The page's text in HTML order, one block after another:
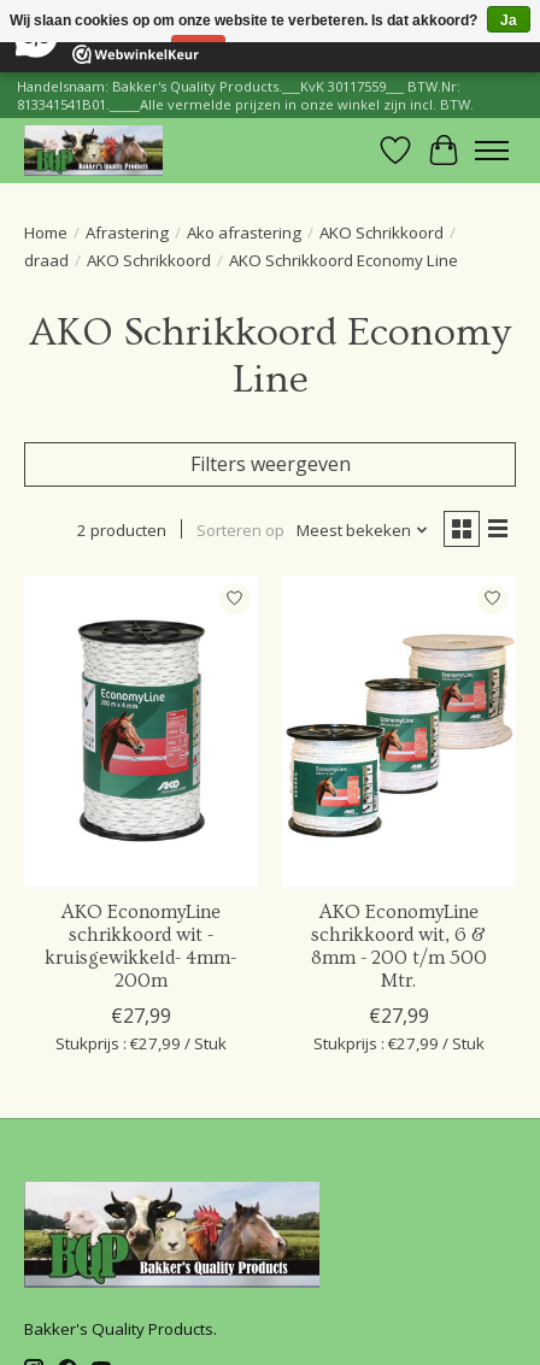
206 Reviews ×
Handelsnaam: Bakker's Quality Products.___KvK 30117559___ BTW.Nr:
813341541B01._____Alle vermelde prijzen in onze winkel zijn incl. BTW.
Verlanglijst
Home / Afrastering / Ako afrastering / AKO Schrikkoord /
draad / AKO Schrikkoord / AKO Schrikkoord Economy Line
AKO Schrikkoord Economy
Line
Filters weergeven
2 producten Sorteren op Meest bekeken
AKO EconomyLine
schrikkoord wit -
kruisgewikkeld- 4mm-
200m
€27,99
Stukprijs : €27,99 / Stuk
AKO EconomyLine
schrikkoord wit, 6 &
8mm - 200 t/m 500
Mtr.
€27,99
Stukprijs : €27,99 / Stuk
Bakker's Quality Products.
Wij slaan cookies op om onze website te verbeteren. Is dat akkoord?
Ja
Nee